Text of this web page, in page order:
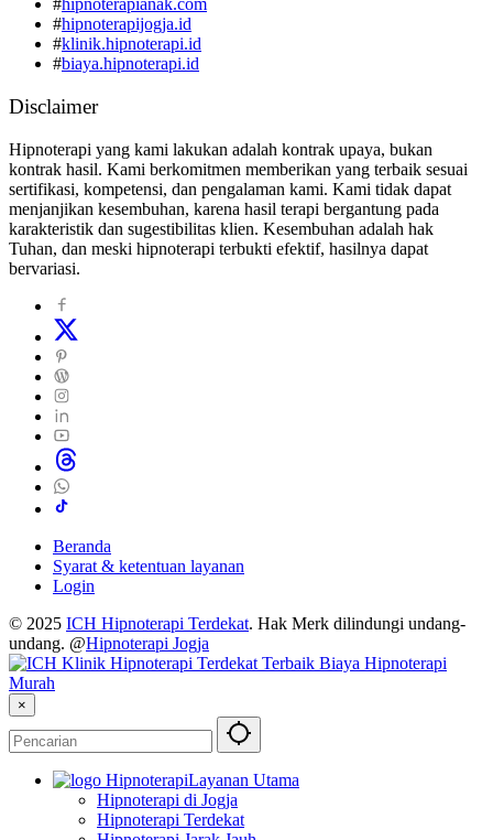
#hipnoterapianak.com
#hipnoterapijogja.id
#klinik.hipnoterapi.id
#biaya.hipnoterapi.id
Disclaimer
Hipnoterapi yang kami lakukan adalah kontrak upaya, bukan
kontrak hasil. Kami berkomitmen memberikan yang terbaik sesuai
sertifikasi, kompetensi, dan pengalaman kami. Kami tidak dapat
menjanjikan kesembuhan, karena hasil terapi bergantung pada
karakteristik dan sugestibilitas klien. Kesembuhan adalah hak
Tuhan, dan meski hipnoterapi terbukti efektif, hasilnya dapat
bervariasi.
Beranda
Syarat & ketentuan layanan
Login
© 2025 ICH Hipnoterapi Terdekat. Hak Merk dilindungi undang-
undang. @Hipnoterapi Jogja
×
Layanan Utama
Hipnoterapi di Jogja
Hipnoterapi Terdekat